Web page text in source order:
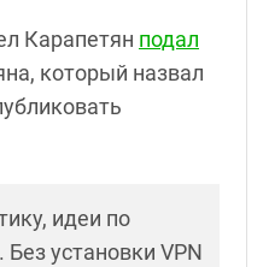
Карапетян подал
который назвал
идеи по
установки VPN